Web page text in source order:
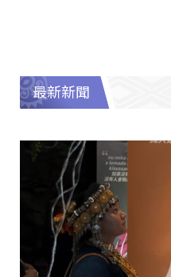
最新新聞